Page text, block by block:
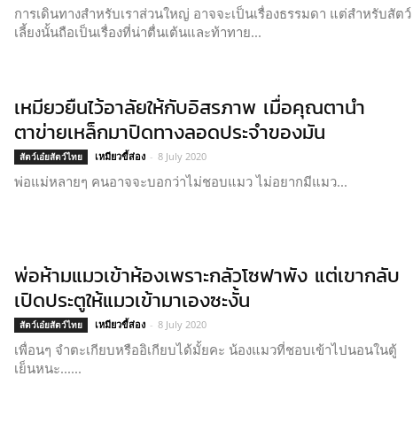
การเดินทางสำหรับเราส่วนใหญ่ อาจจะเป็นเรื่องธรรมดา แต่สำหรับสัตว์
เลี้ยงนั้นถือเป็นเรื่องที่น่าตื่นเต้นและท้าทาย...
เหมียวยืนไว้อาลัยให้กับอิสรภาพ เมื่อคุณตานำ
ตาข่ายเหล็กมาปิดทางลอดประจำของมัน
สัตว์เอ๋ยสัตว์ไทย เหมียวขี้ส่อง - 8 July 2020
พ่อแม่หลายๆ คนอาจจะบอกว่าไม่ชอบแมว ไม่อยากมีแมว...
พ่อห้ามแมวเข้าห้องเพราะกลัวโซฟาพัง แต่เขากลับ
เปิดประตูให้แมวเข้ามาเองซะงั้น
สัตว์เอ๋ยสัตว์ไทย เหมียวขี้ส่อง - 8 July 2020
เพื่อนๆ จำตะเกียบหรืออิเกียบได้มั้ยคะ น้องแมวที่ชอบเข้าไปนอนในตู้
เย็นหนะ......